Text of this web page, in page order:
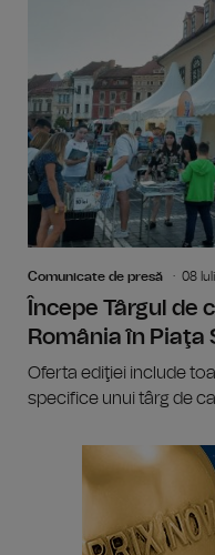
Comunicate de presă 08
Începe Târgul de
România în Piaţa
Oferta ediţiei include
specifice unui târg de